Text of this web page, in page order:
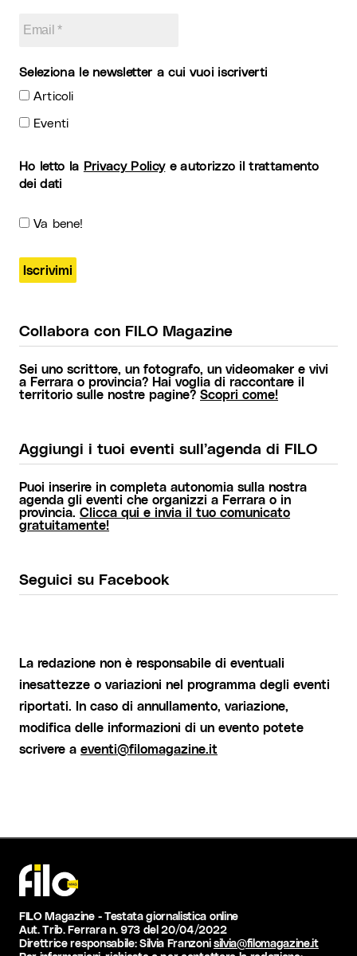
Seleziona le newsletter a cui vuoi iscriverti
Articoli
Eventi
Ho letto la Privacy Policye autorizzo il trattamento
dei dati
Va bene!
Collabora con FILO Magazine
Sei uno scrittore, un fotografo, un videomaker e vivi
a Ferrara o provincia? Hai voglia di raccontare il
territorio sulle nostre pagine? Scopri come!
Aggiungi i tuoi eventi sull’agenda di FILO
Puoi inserire in completa autonomia sulla nostra
agenda gli eventi che organizzi a Ferrara o in
provincia. Clicca qui e invia il tuo comunicato
gratuitamente!
Seguici su Facebook
La redazione non è responsabile di eventuali
inesattezze o variazioni nel programma degli eventi
riportati. In caso di annullamento, variazione,
modifica delle informazioni di un evento potete
scrivere a eventi@filomagazine.it
FILO Magazine - Testata giornalistica online
Aut. Trib. Ferrara n. 973 del 20/04/2022
Direttrice responsabile: Silvia Franzonisilvia@filomagazine.it